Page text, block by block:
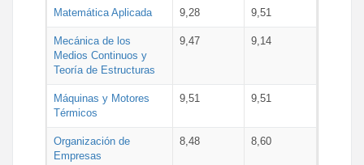
Matemática Aplicada 9,28 9,51
Mecánica de los
Medios Continuos y
Teoría de Estructuras
9,47 9,14
Máquinas y Motores
Térmicos
9,51 9,51
Organización de
Empresas
8,48 8,60